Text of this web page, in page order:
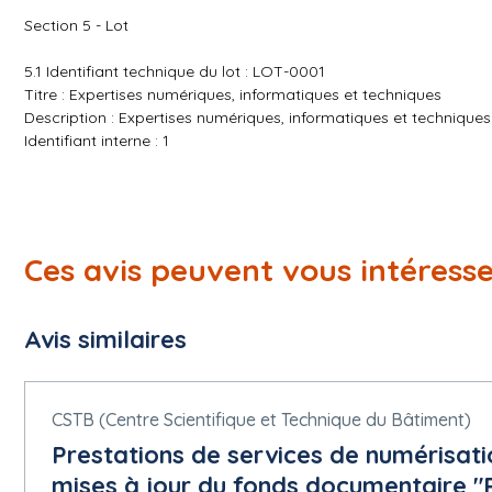
Section 5 - Lot
5.1 Identifiant technique du lot : LOT-0001
Titre : Expertises numériques, informatiques et techniques
Description : Expertises numériques, informatiques et techniques
Identifiant interne : 1
Nomenclature supplémentaire ( cpv ): 75310000 Services de
Options :
Durée : 24 Mois
5.1.4 Renouvellement
Nombre maximal de renouvellements : 4
Ces avis peuvent vous
Avis similaires
CSTB (Centre Scientifique et Technique du Bâtiment)
Prestations de services de
mises à jour du fonds documentaire